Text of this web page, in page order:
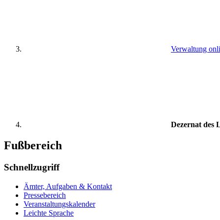
Verwaltung
Dezernat des
Fußbereich
Schnellzugriff
Ämter, Aufgaben & Kontakt
Pressebereich
Veranstaltungskalender
Leichte Sprache